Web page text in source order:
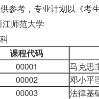
参考，专业计划以《考
师范大学
课程代码
00001
马克思
00002
邓小平
00003
法律基